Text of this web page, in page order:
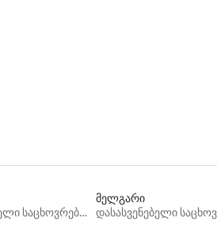
4,86, 84 მიმოხილვა
დასასვენებელი საცხოვრებლები
მელგარი